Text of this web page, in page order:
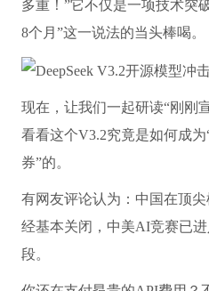
多重！”它不仅是一项技术突
8个月”这一说法的当头棒喝。
现在，让我们一起研读“刚刚
看看这个V3.2究竟是如何成
券”的。
有网友评论认为：中国在顶
经基本关闭，中美AI竞赛已
段。